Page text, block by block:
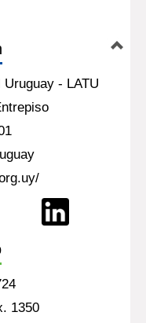
Uruguay - LATU
1350